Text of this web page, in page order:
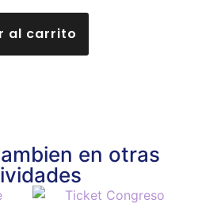
al carrito
en otras